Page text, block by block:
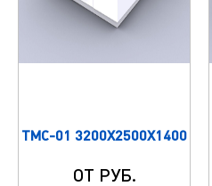
ТМС-01 3200Х2500Х1400
ОТ РУБ.